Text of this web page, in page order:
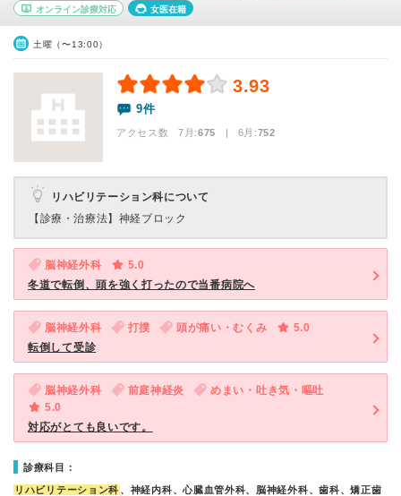
オンライン診療対応 女医在籍
土曜（〜13:00）
3.93
9件
アクセス数 7月:675 | 6月:752
リハビリテーション科について
【診療・治療法】 神経ブロック
脳神経外科
5.0
冬道で転倒、頭を強く打ったので当番病院へ
脳神経外科 打撲 頭が痛い・むくみ
5.0
転倒して受診
脳神経外科 前庭神経炎
めまい・吐き気・嘔吐
5.0
対応がとても良いです。
診療科目：
リハビリテーション科 、神経内科、心臓血管外科、脳神経外科、歯科、矯正歯